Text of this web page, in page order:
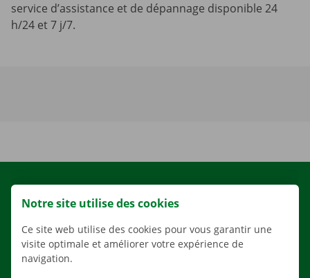
service d’assistance et de dépannage disponible 24
h/24 et 7 j/7.
LOCATION
NOS VÉHICULES
NOS SERVICES
Notre site utilise des cookies
Ce site web utilise des cookies pour vous garantir une
visite optimale et améliorer votre expérience de
navigation.